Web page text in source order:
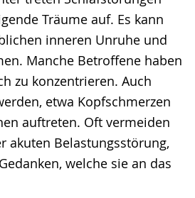
Träume auf. Es kann
inneren Unruhe und
Manche Betroffene haben
zu konzentrieren. Auch
etwa Kopfschmerzen
auftreten. Oft vermeiden
akuten Belastungsstörung,
welche sie an das